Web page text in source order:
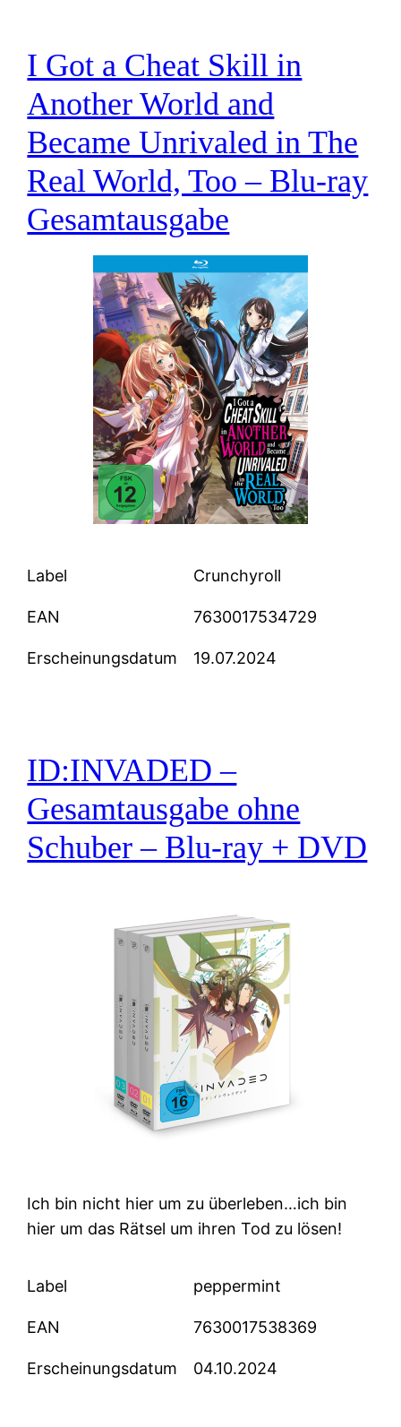
I Got a Cheat Skill in
Another World and
Became Unrivaled in The
Real World, Too – Blu-ray
Gesamtausgabe
Label Crunchyroll
EAN 7630017534729
Erscheinungsdatum 19.07.2024
ID:INVADED –
Gesamtausgabe ohne
Schuber – Blu-ray + DVD
Ich bin nicht hier um zu überleben…ich bin
hier um das Rätsel um ihren Tod zu lösen!
Label peppermint
EAN 7630017538369
Erscheinungsdatum 04.10.2024